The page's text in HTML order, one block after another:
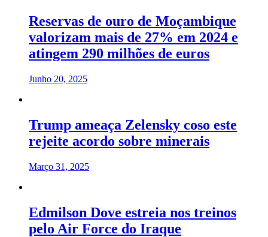
Reservas de ouro de Moçambique
valorizam mais de 27% em 2024 e
atingem 290 milhões de euros
Junho 20, 2025
Trump ameaça Zelensky coso este
rejeite acordo sobre minerais
Março 31, 2025
Edmilson Dove estreia nos treinos
pelo Air Force do Iraque